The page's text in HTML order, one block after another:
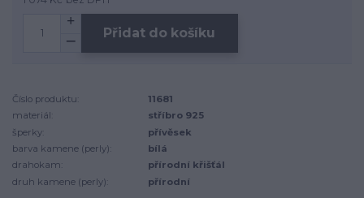
Přidat do košíku
Číslo produktu:
11681
materiál:
stříbro 925
šperky:
přívěsek
barva kamene (perly):
bílá
drahokam:
přírodní křišťál
druh kamene (perly):
přírodní